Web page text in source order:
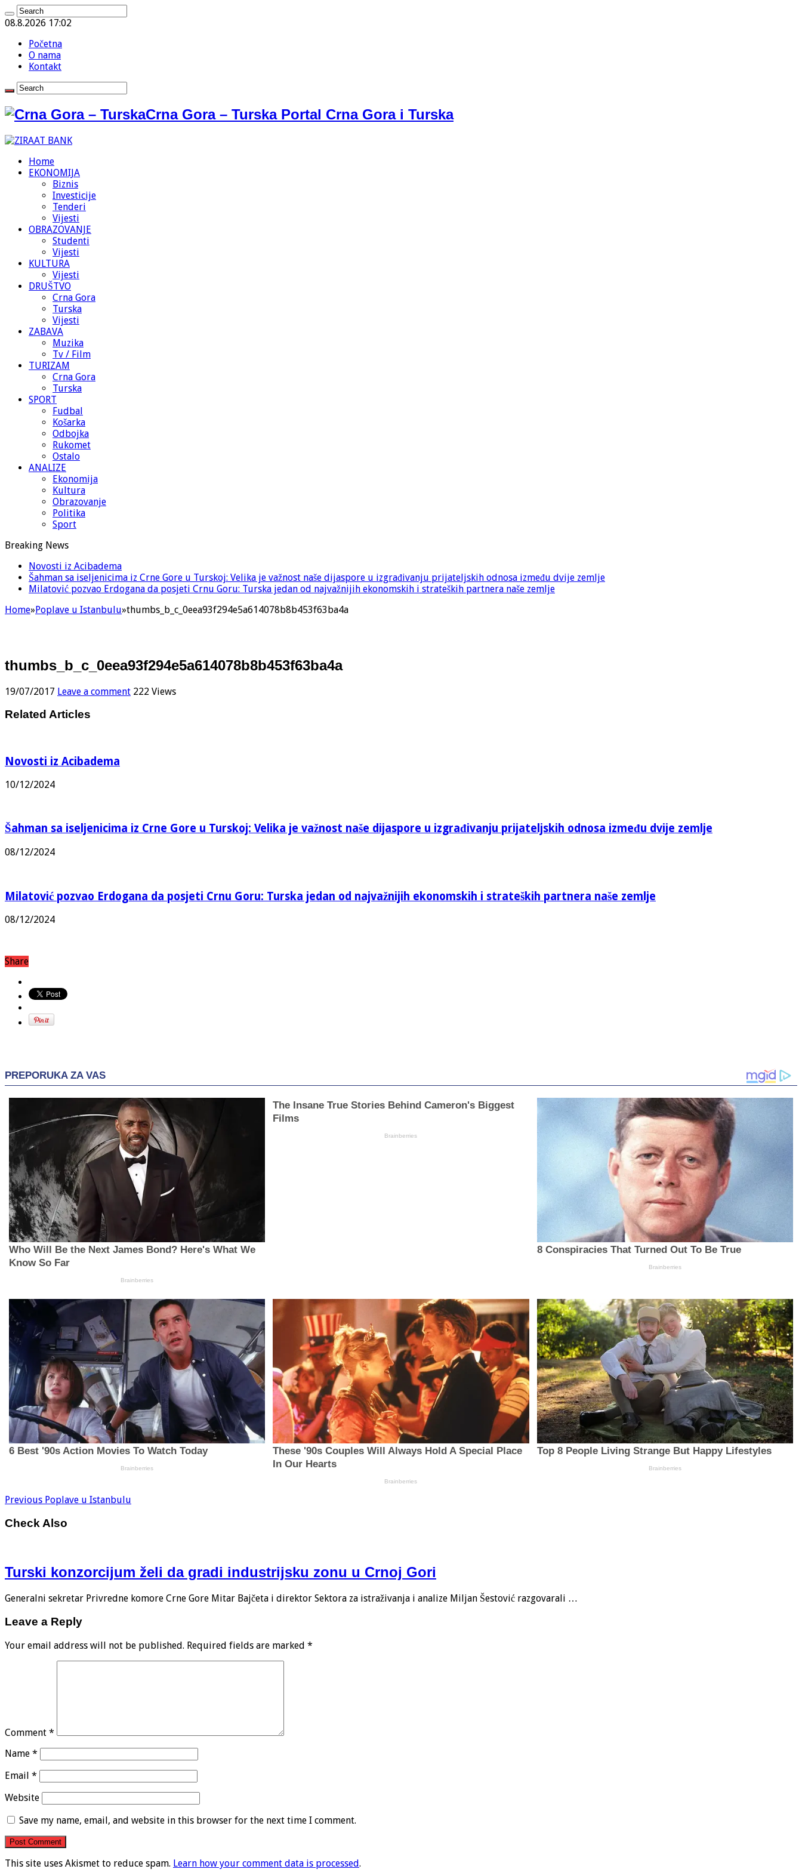
08.8.2026 17:02
Početna
O nama
Kontakt
Crna Gora – Turska Portal Crna Gora i Turska
Home
EKONOMIJA
Biznis
Investicije
Tenderi
Vijesti
OBRAZOVANJE
Studenti
Vijesti
KULTURA
Vijesti
DRUŠTVO
Crna Gora
Turska
Vijesti
ZABAVA
Muzika
Tv / Film
TURIZAM
Crna Gora
Turska
SPORT
Fudbal
Košarka
Odbojka
Rukomet
Ostalo
ANALIZE
Ekonomija
Kultura
Obrazovanje
Politika
Sport
Breaking News
Novosti iz Acibadema
Šahman sa iseljenicima iz Crne Gore u Turskoj: Velika je važnost naše dijaspore u izgrađivanju prijateljskih odnosa između dvije zemlje
Milatović pozvao Erdogana da posjeti Crnu Goru: Turska jedan od najvažnijih ekonomskih i strateških partnera naše zemlje
Home»Poplave u Istanbulu»thumbs_b_c_0eea93f294e5a614078b8b453f63ba4a
thumbs_b_c_0eea93f294e5a614078b8b453f63ba4a
19/07/2017 Leave a comment 222 Views
Related Articles
Novosti iz Acibadema
10/12/2024
Šahman sa iseljenicima iz Crne Gore u Turskoj: Velika je važnost naše dijaspore u izgrađivanju prijateljskih odnosa između dvije zemlje
08/12/2024
Milatović pozvao Erdogana da posjeti Crnu Goru: Turska jedan od najvažnijih ekonomskih i strateških partnera naše zemlje
08/12/2024
Share
Previous Poplave u Istanbulu
Check Also
Turski konzorcijum želi da gradi industrijsku zonu u Crnoj Gori
Generalni sekretar Privredne komore Crne Gore Mitar Bajčeta i direktor Sektora za istraživanja i analize Miljan Šestović razgovarali …
Leave a Reply
Your email address will not be published. Required fields are marked *
Comment *
Name *
Email *
Website
Save my name, email, and website in this browser for the next time I comment.
This site uses Akismet to reduce spam. Learn how your comment data is processed.